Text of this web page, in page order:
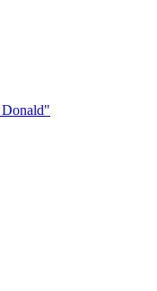
Donald"